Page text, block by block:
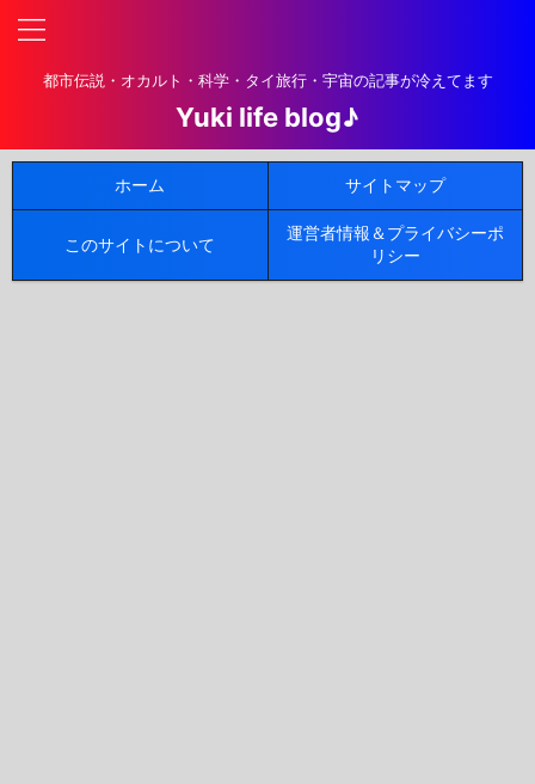
都市伝説・オカルト・科学・タイ旅行・宇宙の記事が冷えてます
Yuki life blog♪
ホーム サイトマップ
このサイトについて
運営者情報＆プライバシーポ
リシー